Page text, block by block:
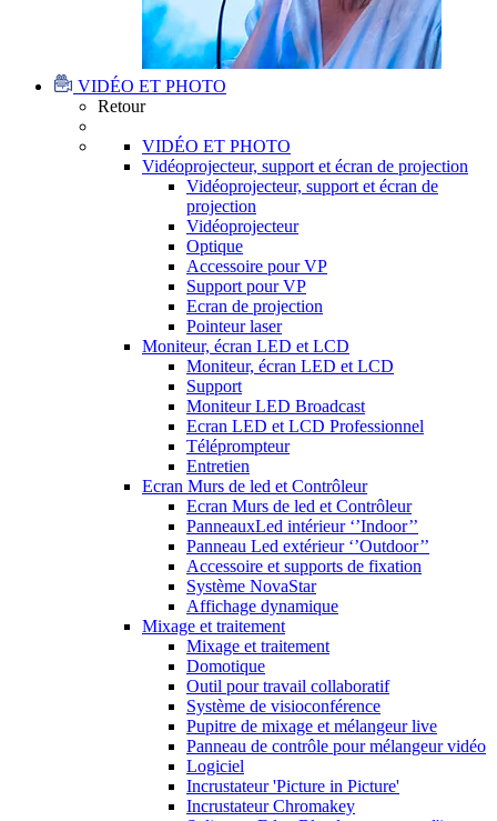
VIDÉO ET PHOTO
Retour
VIDÉO ET PHOTO
Vidéoprojecteur, support et écran de projection
Vidéoprojecteur, support et écran de
projection
Vidéoprojecteur
Optique
Accessoire pour VP
Support pour VP
Ecran de projection
Pointeur laser
Moniteur, écran LED et LCD
Moniteur, écran LED et LCD
Support
Moniteur LED Broadcast
Ecran LED et LCD Professionnel
Téléprompteur
Entretien
Ecran Murs de led et Contrôleur
Ecran Murs de led et Contrôleur
PanneauxLed intérieur ‘’Indoor’’
Panneau Led extérieur ‘’Outdoor’’
Accessoire et supports de fixation
Système NovaStar
Affichage dynamique
Mixage et traitement
Mixage et traitement
Domotique
Outil pour travail collaboratif
Système de visioconférence
Pupitre de mixage et mélangeur live
Panneau de contrôle pour mélangeur vidéo
Logiciel
Incrustateur 'Picture in Picture'
Incrustateur Chromakey